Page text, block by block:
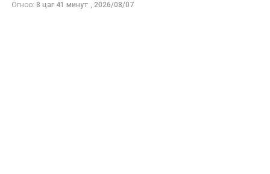
Огноо: 8 цаг 41 минут , 2026/08/07